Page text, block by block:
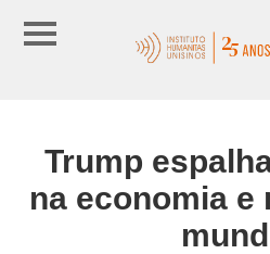
Trump
na economia e